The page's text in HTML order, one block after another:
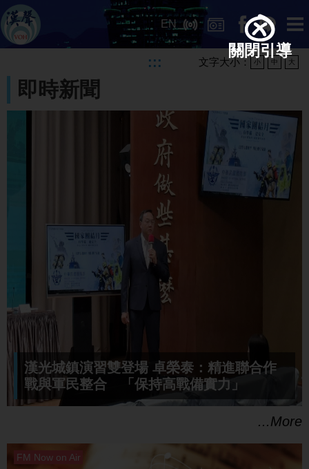
EN
::: 文字大小： 小 中 大
即時新聞
漢光城鎮演習雙登場 卓榮泰：精進聯合作
戰與軍民整合 「保持高戰備實力」
...More
關閉引導